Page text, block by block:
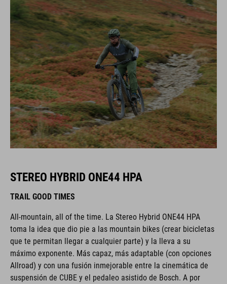
STEREO HYBRID ONE44 HPA
TRAIL GOOD TIMES
All-mountain, all of the time. La Stereo Hybrid ONE44 HPA
toma la idea que dio pie a las mountain bikes (crear bicicletas
que te permitan llegar a cualquier parte) y la lleva a su
máximo exponente. Más capaz, más adaptable (con opciones
Allroad) y con una fusión inmejorable entre la cinemática de
suspensión de CUBE y el pedaleo asistido de Bosch. A por